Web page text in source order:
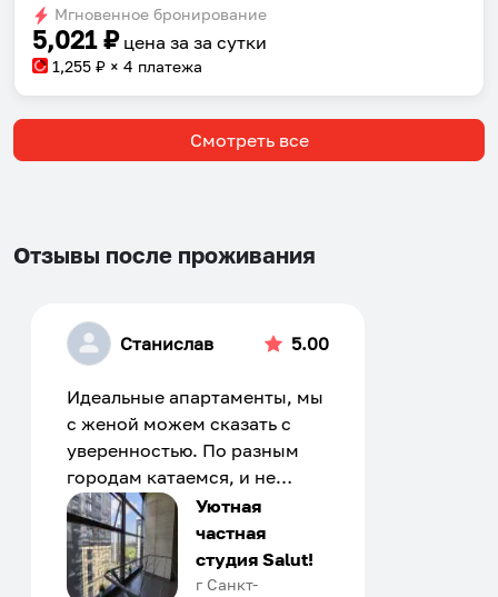
for
changing
Мгновенное бронирование
5,021₽ цена за за сутки
1,255 ₽ × 4 платежа
Смотреть все
Отзывы после проживания
Станислав 5.00
Идеальные апартаменты, мы
с женой можем сказать с
уверенностью. По разным
городам катаемся, и не
только в России. Сервис на
отличном уровне. Хозяин
апартаментов доброй души
человек, всегда можно
Уютная
частная
студия Salut!
г Санкт-